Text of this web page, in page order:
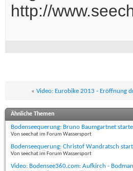
http://
« Video: Eurobike 2013 - Eröffnung
Ähnliche Themen
Bodenseequerung: Bruno Baumgartnet
Von seechat im Forum Wassersport
Bodenseequerung: Christof Wandratsch
Von seechat im Forum Wassersport
Video: Bodensee360.com: Aufkirch -